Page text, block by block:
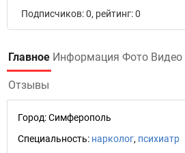
Подписчиков: 0, рейтинг: 0
Главное Информация Фото Видео
Отзывы
Город:Симферополь
Специальность: нарколог, психиатр